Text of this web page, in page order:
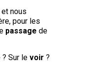
nous
pour les
passage de
Sur le voir ?